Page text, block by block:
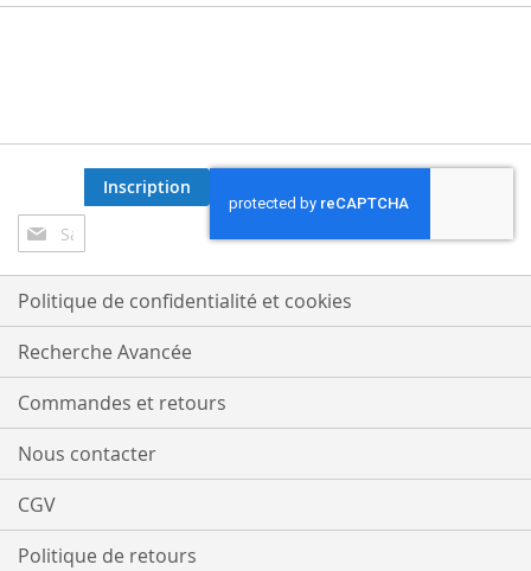
Inscription
à
notre
lettre
d’information
:
Inscription
Politique de confidentialité et cookies
Recherche Avancée
Commandes et retours
Nous contacter
CGV
Politique de retours